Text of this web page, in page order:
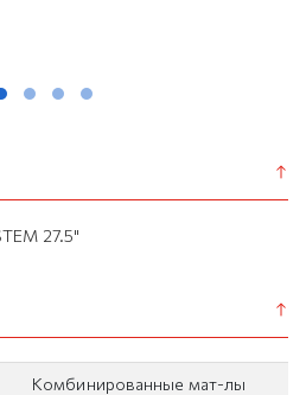
27.5"
Комбинированные мат-лы